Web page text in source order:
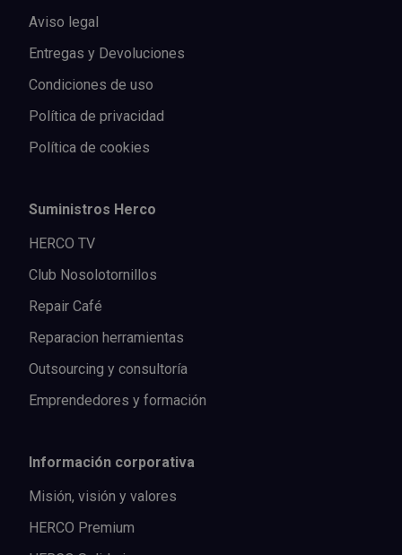
Aviso legal
Entregas y Devoluciones
Condiciones de uso
Política de privacidad
Política de cookies
Suministros Herco
HERCO TV
Club Nosolotornillos
Repair Café
Reparacion herramientas
Outsourcing y consultoría
Emprendedores y formación
Información corporativa
Misión, visión y valores
HERCO Premium